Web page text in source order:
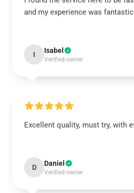
and my experience was
I Isabel
Verified owner
Excellent quality, must try, with
D Daniel
Verified owner